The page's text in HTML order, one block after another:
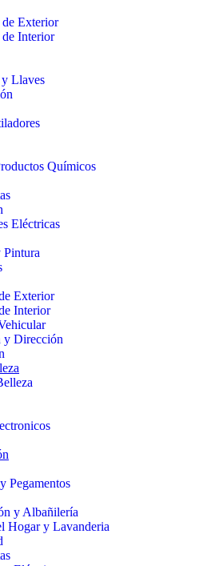
Exterior
Interior
y Llaves
Químicos
Eléctricas
Pintura
Exterior
Interior
y Dirección
Pegamentos
y Albañilería
Hogar y Lavanderia